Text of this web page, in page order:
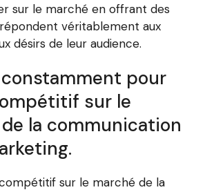
sur le marché en offrant des
véritablement aux
désirs de leur audience.
constamment pour
sur le
la communication
sur le marché de la